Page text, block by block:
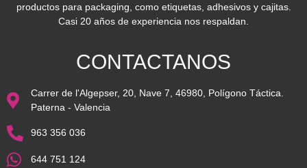
productos para packaging, como etiquetas, adhesivos y cajitas.
Casi 20 años de experiencia nos respaldan.
CONTACTANOS
Carrer de l'Algepser, 20, Nave 7, 46980, Polígono Táctica.
Paterna - Valencia
963 356 036
644 751 124